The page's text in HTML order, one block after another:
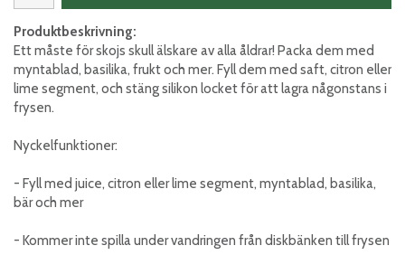
Produktbeskrivning:
Ett måste för skojs skull älskare av alla åldrar! Packa dem med
myntablad, basilika, frukt och mer. Fyll dem med saft, citron eller
lime segment, och stäng silikon locket för att lagra någonstans i
frysen.
Nyckelfunktioner:
- Fyll med juice, citron eller lime segment, myntablad, basilika,
bär och mer
- Kommer inte spilla under vandringen från diskbänken till frysen